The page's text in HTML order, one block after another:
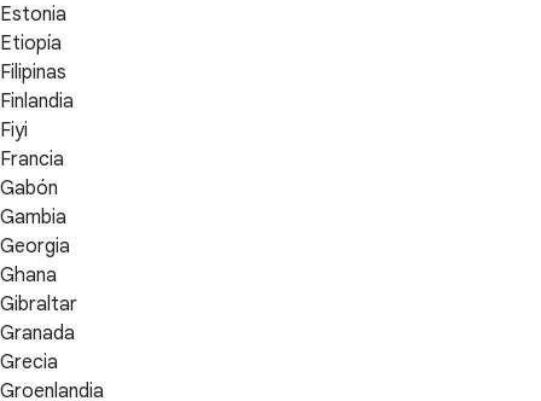
Estonia
Etiopía
Filipinas
Finlandia
Fiyi
Francia
Gabón
Gambia
Georgia
Ghana
Gibraltar
Granada
Grecia
Groenlandia